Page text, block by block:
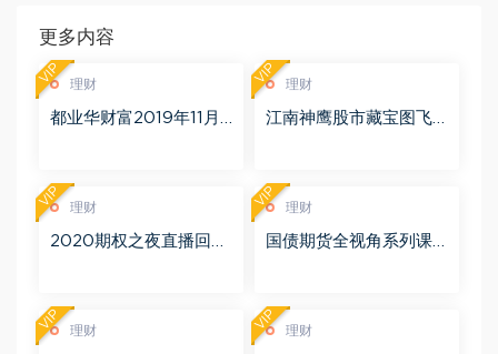
更多内容
理财
都业华财富2019年11月
VIP 理财
江南神鹰股市藏宝图飞
VIP
理财
2020期权之夜直播回放
VIP 理财
国债期货全视角系列课
VIP
理财
VIP 理财
VIP